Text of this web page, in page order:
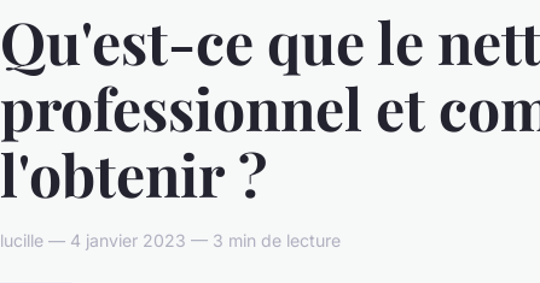
Qu'est-ce que le
professionnel et
l'obtenir ?
lucille — 4 janvier 2023 — 3 min de lecture